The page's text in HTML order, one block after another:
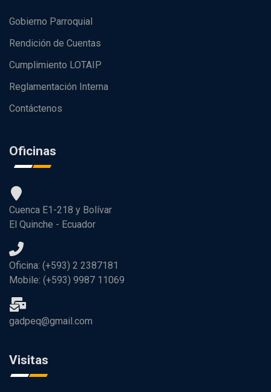
Gobierno Parroquial
Rendición de Cuentas
Cumplimiento LOTAIP
Reglamentación Interna
Contáctenos
Oficinas
Cuenca E1-218 y Bolívar
El Quinche - Ecuador
Oficina: (+593) 2 2387181
Mobile: (+593) 9987 11069
gadpeq@gmail.com
Visitas